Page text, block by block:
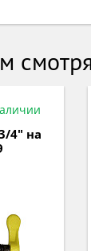
4" на